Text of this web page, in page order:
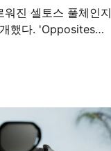
진 셀토스 풀체인지
했다. 'Opposites
준비를 했다.